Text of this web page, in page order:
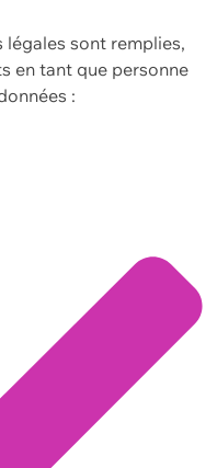
légales sont remplies,
en tant que personne
: